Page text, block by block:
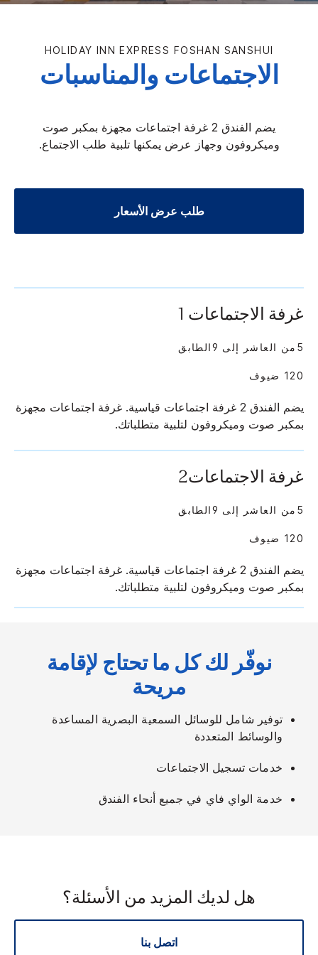
HOLIDAY INN EXPRESS FOSHAN SANSHUI
الاجتماعات والمناسبات
يضم الفندق 2 غرفة اجتماعات مجهزة بمكبر صوت
وميكروفون وجهاز عرض يمكنها تلبية طلب الاجتماع.
طلب عرض الأسعار
غرفة الاجتماعات 1
يضم الفندق 2 غرفة اجتماعات قياسية. غرفة اجتماعات مجهزة
بمكبر صوت وميكروفون لتلبية متطلباتك.
5من العاشر إلى 9الطابق
120 ضيوف
غرفة الاجتماعات2
يضم الفندق 2 غرفة اجتماعات قياسية. غرفة اجتماعات مجهزة
بمكبر صوت وميكروفون لتلبية متطلباتك.
5من العاشر إلى 9الطابق
120 ضيوف
نوفّر لك كل ما تحتاج لإقامة
مريحة
توفير شامل للوسائل السمعية البصرية المساعدة
والوسائط المتعددة
خدمات تسجيل الاجتماعات
خدمة الواي فاي في جميع أنحاء الفندق
هل لديك المزيد من الأسئلة؟
اتصل بنا